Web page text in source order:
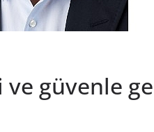
ve güvenle